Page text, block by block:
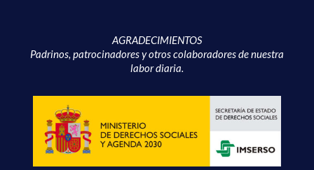
AGRADECIMIENTOS
Padrinos, patrocinadores y otros colaboradores de nuestra
labor diaria.